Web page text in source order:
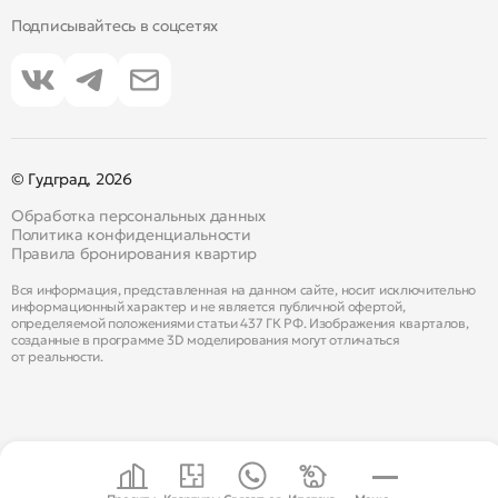
Подписывайтесь в соцсетях
© Гудград, 2026
Обработка персональных данных
Политика конфиденциальности
Правила бронирования квартир
Вся информация, представленная на данном сайте, носит исключительно
информационный характер и не является публичной офертой,
определяемой положениями статьи 437 ГК РФ. Изображения кварталов,
созданные в программе 3D моделирования могут отличаться
от реальности.